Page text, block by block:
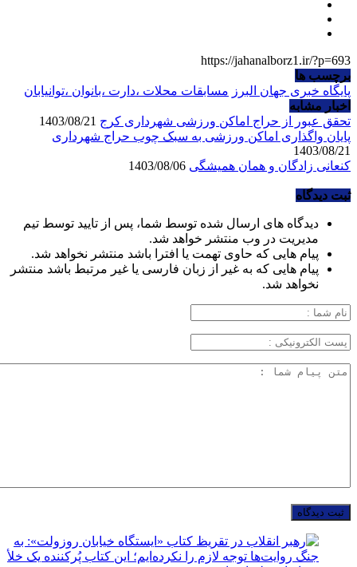
https://jahanalborz1.ir/?p=693
برچسب ها
پایگاه خبری جهان البرز مسابقات محلات ،دارت ،بانوان ،توانیابان
اخبار مشابه
تحقق عبور از حراج اماکن ورزشی شهرداری کرج
پایان واگذاری اماکن ورزشی به سبک چوب حراج شهرداری
1403/08/21
کنعانی زادگان و همان همیشگی
ثبت دیدگاه
دیدگاه های ارسال شده توسط شما، پس از تایید توسط تیم
مدیریت در وب منتشر خواهد شد.
پیام هایی که حاوی تهمت یا افترا باشد منتشر نخواهد شد.
پیام هایی که به غیر از زبان فارسی یا غیر مرتبط باشد منتشر
نخواهد شد.